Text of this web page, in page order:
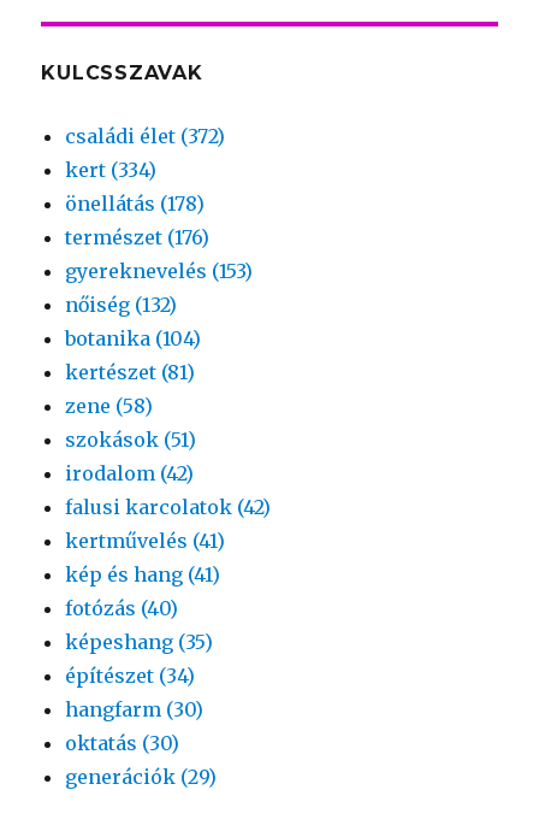
KULCSSZAVAK
családi élet (372)
kert (334)
önellátás (178)
természet (176)
gyereknevelés (153)
nőiség (132)
botanika (104)
kertészet (81)
zene (58)
szokások (51)
irodalom (42)
falusi karcolatok (42)
kertművelés (41)
kép és hang (41)
fotózás (40)
képeshang (35)
építészet (34)
hangfarm (30)
oktatás (30)
generációk (29)